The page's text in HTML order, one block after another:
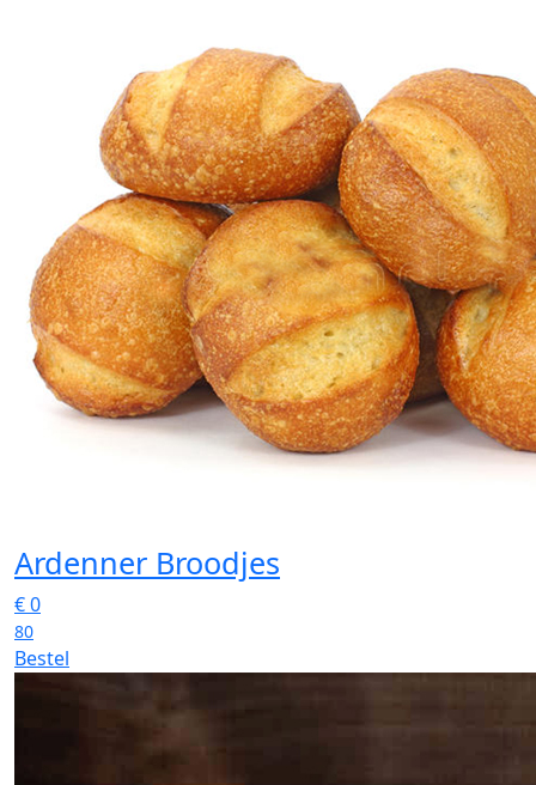
Ardenner Broodjes
€0
80
Bestel